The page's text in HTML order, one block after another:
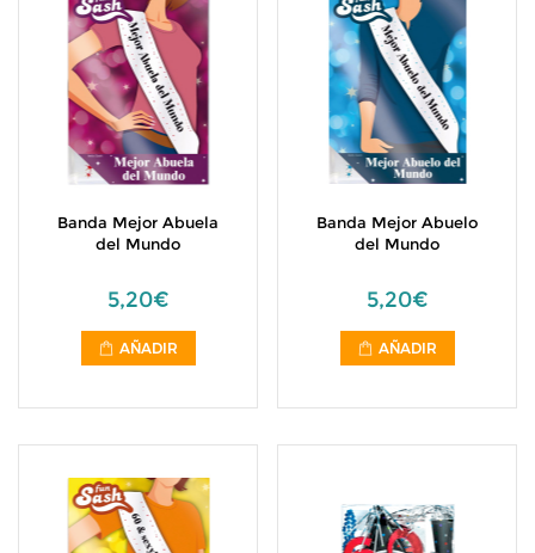
Banda Mejor Abuela
del Mundo
5,20€
AÑADIR
Banda Mejor Abuelo
del Mundo
5,20€
AÑADIR